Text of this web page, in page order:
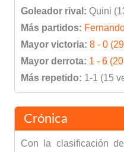
Goleador rival: Quini
Más partidos:
Mayor victoria: 8 - 0
Mayor derrota: 1 - 6
Más repetido: 1-1 (15
Crónica
Con la clasificación